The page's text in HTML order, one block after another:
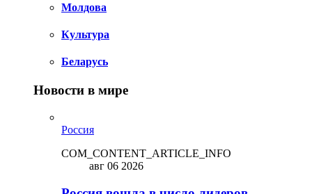
Молдова
Культура
Беларусь
Новости в мире
Россия
COM_CONTENT_ARTICLE_INFO
авг 06 2026